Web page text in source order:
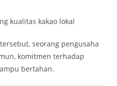
kualitas kakao lokal
seorang pengusaha
komitmen terhadap
bertahan.